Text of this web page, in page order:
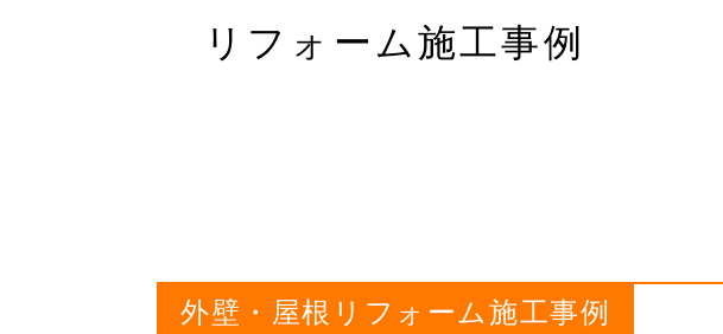
リフォーム施工事例
外壁・屋根リフォーム施工事例